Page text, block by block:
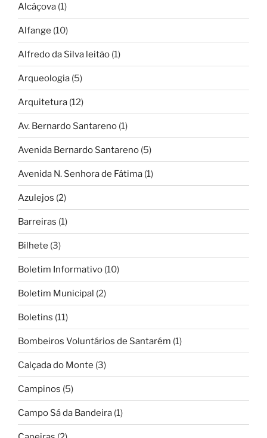
Alcáçova (1)
Alfange (10)
Alfredo da Silva leitão (1)
Arqueologia (5)
Arquitetura (12)
Av. Bernardo Santareno (1)
Avenida Bernardo Santareno (5)
Avenida N. Senhora de Fátima (1)
Azulejos (2)
Barreiras (1)
Bilhete (3)
Boletim Informativo (10)
Boletim Municipal (2)
Boletins (11)
Bombeiros Voluntários de Santarém (1)
Calçada do Monte (3)
Campinos (5)
Campo Sá da Bandeira (1)